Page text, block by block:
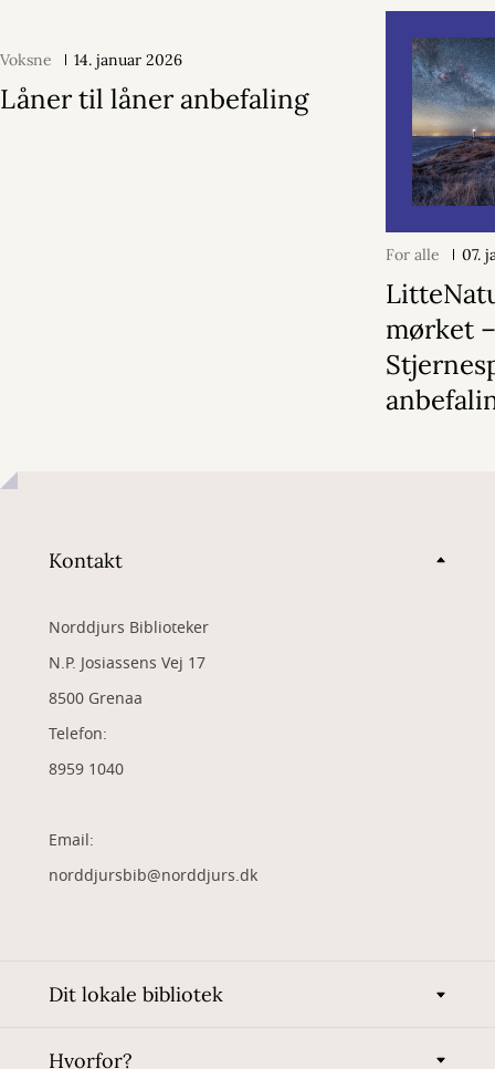
Voksne 14. januar 2026
Låner til låner anbefaling
For alle 07.
mørket
Kontakt
Norddjurs Biblioteker
N.P. Josiassens Vej 17
8500 Grenaa
Telefon:
8959 1040
Email:
norddjursbib@norddjurs.dk
Dit lokale bibliotek
Hvorfor?